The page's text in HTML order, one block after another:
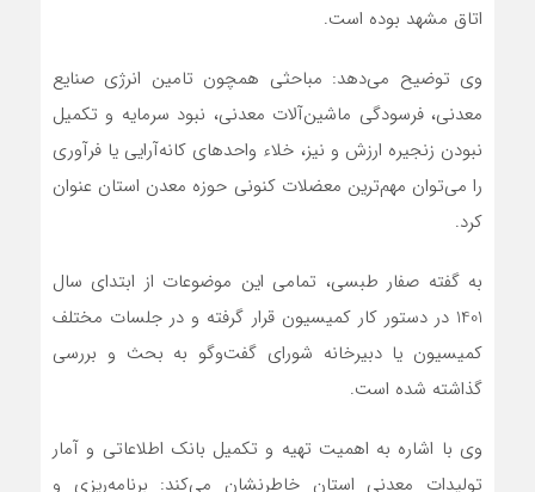
اتاق مشهد بوده است.
وی توضیح می‌دهد: مباحثی همچون تامین انرژی صنایع
معدنی، فرسودگی ماشین‌آلات معدنی، نبود سرمایه و تکمیل
نبودن زنجیره ارزش و نیز، خلاء واحدهای کانه‎‌آرایی یا فرآوری
را می‌توان مهم‌ترین معضلات کنونی حوزه معدن استان عنوان
کرد.
به گفته صفار طبسی، تمامی این موضوعات از ابتدای سال
1401 در دستور کار کمیسیون قرار گرفته و در جلسات مختلف
کمیسیون یا دبیرخانه شورای گفت‌وگو به بحث و بررسی
گذاشته شده است.
وی با اشاره به اهمیت تهیه و تکمیل بانک اطلاعاتی و آمار
تولیدات معدنی استان خاطرنشان می‌کند: برنامه‌ریزی و